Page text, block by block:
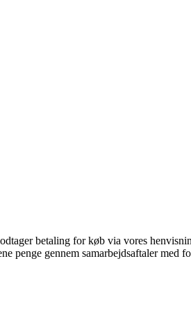
betaling for køb via vores
penge gennem samarbejdsaftaler med